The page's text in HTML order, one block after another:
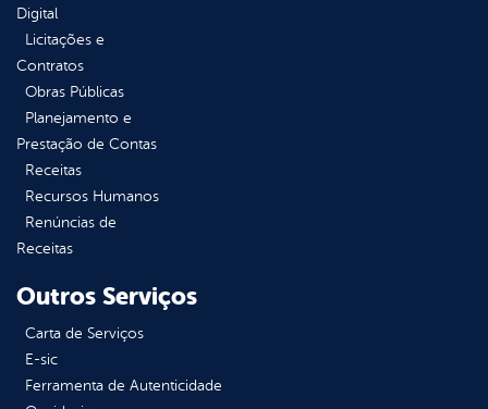
Digital
Licitações e
Contratos
Obras Públicas
Planejamento e
Prestação de Contas
Receitas
Recursos Humanos
Renúncias de
Receitas
Outros Serviços
Carta de Serviços
E-sic
Ferramenta de Autenticidade